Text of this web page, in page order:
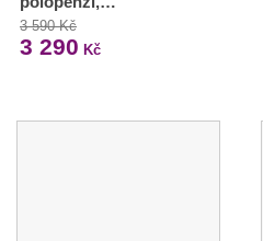
3 590 Kč
3 290 Kč